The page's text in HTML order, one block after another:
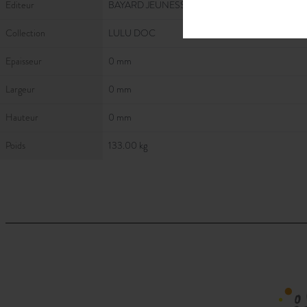
Editeur BAYARD JEUNESSE
Collection LULU DOC
Epaisseur 0 mm
Largeur 0 mm
Hauteur 0 mm
Poids 133.00 kg